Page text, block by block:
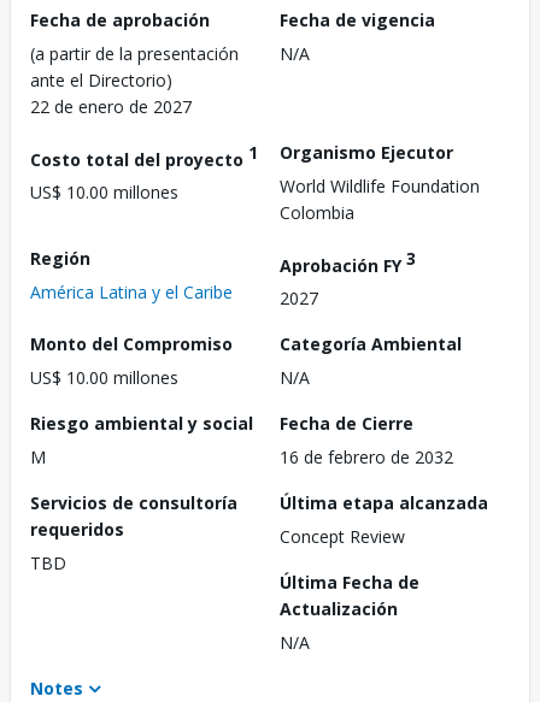
Fecha de aprobación
(a partir de la presentación
ante el Directorio)
22 de enero de 2027
Fecha de vigencia
N/A
Costo total del proyecto 1
US$ 10.00 millones
Organismo Ejecutor
World Wildlife Foundation
Colombia
Región
América Latina y el Caribe
Aprobación FY3
2027
Monto del Compromiso
US$ 10.00 millones
Categoría Ambiental
N/A
Riesgo ambiental y social
M
Fecha de Cierre
16 de febrero de 2032
Servicios de consultoría
requeridos
TBD
Última etapa alcanzada
Concept Review
Última Fecha de
Actualización
N/A
Notes